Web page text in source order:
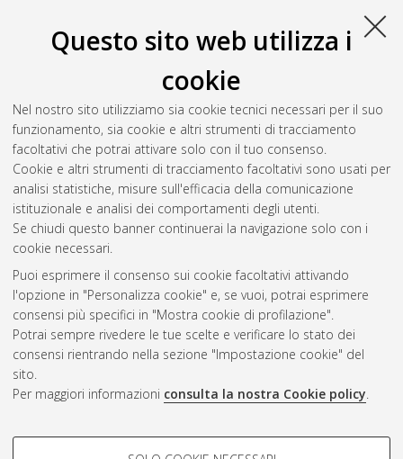
Questo sito web utilizza i
cookie
Nel nostro sito utilizziamo sia cookie tecnici necessari per il suo
funzionamento, sia cookie e altri strumenti di tracciamento
facoltativi che potrai attivare solo con il tuo consenso.
Cookie e altri strumenti di tracciamento facoltativi sono usati per
analisi statistiche, misure sull'efficacia della comunicazione
istituzionale e analisi dei comportamenti degli utenti.
Se chiudi questo banner continuerai la navigazione solo con i
cookie necessari.
Puoi esprimere il consenso sui cookie facoltativi attivando
l'opzione in "Personalizza cookie" e, se vuoi, potrai esprimere
consensi più specifici in "Mostra cookie di profilazione".
Potrai sempre rivedere le tue scelte e verificare lo stato dei
consensi rientrando nella sezione "Impostazione cookie" del
sito.
Per maggiori informazioni consulta la nostra Cookie policy.
COOKIE DI PROFILAZIONE -
Atom
RSS 1.0
Autore della tesi|
Indirizzo|Orientamento|Nessun raggruppamento
Numero di documenti:0.
Questa lista e' stata generata ilSat Aug 8 20:35:38 2026
CEST
Atom
Rss 1.0
Rss 2.0
AMS Laurea
Impostazioni Cookie